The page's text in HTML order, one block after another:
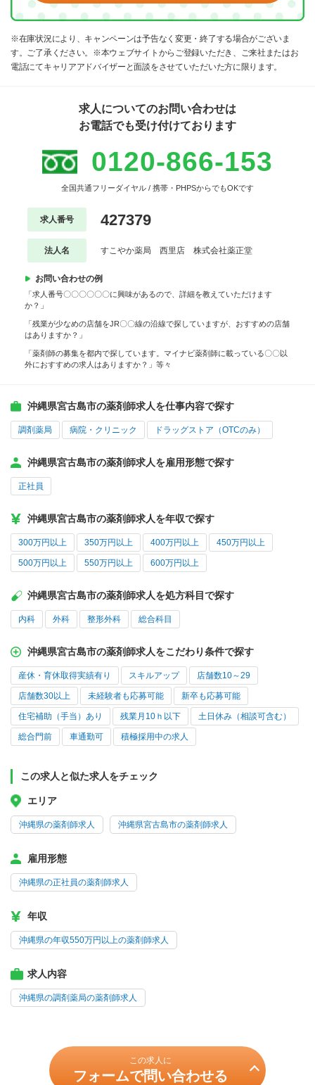
※在庫状況により、キャンペーンは予告なく変更・終了する場合がございま
す。ご了承ください。※本ウェブサイトからご登録いただき、ご来社またはお
電話にてキャリアアドバイザーと面談をさせていただいた方に限ります。
求人についてのお問い合わせは
お電話でも受け付けております
0120-866-153
全国共通フリーダイヤル / 携帯・PHPSからでもOKです
求人番号 427379
法人名 すこやか薬局 西里店 株式会社薬正堂
お問い合わせの例
「求人番号〇〇〇〇〇〇に興味があるので、詳細を教えていただけます
か？」
「残業が少なめの店舗をJR〇〇線の沿線で探していますが、おすすめの店舗
はありますか？」
「薬剤師の募集を都内で探しています。マイナビ薬剤師に載っている〇〇以
外におすすめの求人はありますか？」等々
沖縄県宮古島市の薬剤師求人を仕事内容で探す
調剤薬局 病院・クリニック ドラッグストア（OTCのみ）
沖縄県宮古島市の薬剤師求人を雇用形態で探す
正社員
沖縄県宮古島市の薬剤師求人を年収で探す
300万円以上 350万円以上 400万円以上 450万円以上
500万円以上 550万円以上 600万円以上
沖縄県宮古島市の薬剤師求人を処方科目で探す
内科 外科 整形外科 総合科目
沖縄県宮古島市の薬剤師求人をこだわり条件で探す
産休・育休取得実績有り スキルアップ 店舗数10～29
店舗数30以上 未経験者も応募可能 新卒も応募可能
住宅補助（手当）あり 残業月10ｈ以下 土日休み（相談可含む）
総合門前 車通勤可 積極採用中の求人
この求人と似た求人をチェック
エリア
沖縄県の薬剤師求人 沖縄県宮古島市の薬剤師求人
雇用形態
沖縄県の正社員の薬剤師求人
年収
沖縄県の年収550万円以上の薬剤師求人
求人内容
沖縄県の調剤薬局の薬剤師求人
この求人に
フォームで問い合わせる